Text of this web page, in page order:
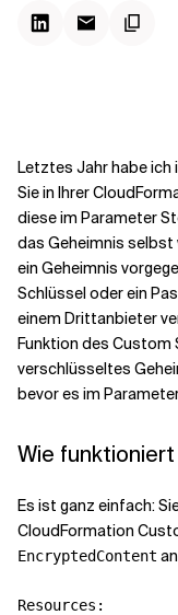
Verwandte Themen
Letztes Jahr habe ich
Sie in Ihrer
diese im Parameter
das Geheimnis selbst
ein Geheimnis
Schlüssel oder ein
einem Drittanbieter
Funktion des Custom
verschlüsseltes
bevor es im
Wie
Es ist ganz einfach:
CloudFormation
EncryptedContent
Resources: